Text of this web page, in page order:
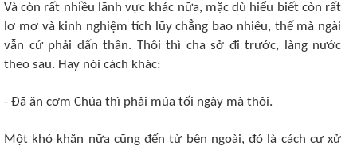
Và còn rất nhiều lãnh vực khác nữa, mặc dù hiểu biết còn rất
lơ mơ và kinh nghiệm tích lũy chẳng bao nhiêu, thế mà ngài
vẫn cứ phải dấn thân. Thôi thì cha sở đi trước, làng nước
theo sau. Hay nói cách khác:
- Đã ăn cơm Chúa thì phải múa tối ngày mà thôi.
Một khó khăn nữa cũng đến từ bên ngoài, đó là cách cư xử